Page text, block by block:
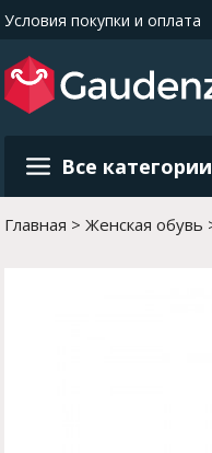
Условия покупки и оплата
Все категории
Главная Женская обувь